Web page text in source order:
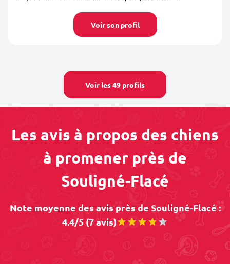
Voir son profil
Voir les 49 profils
Les avis à propos des chiens
à promener près de
Souligné-Flacé
Note moyenne des avis près de Souligné-Flacé :
4.4/5 (7 avis)